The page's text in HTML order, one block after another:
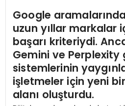
Google
uzun yıllar markalar
başarı kriteriydi.
Gemini ve
sistemlerinin
işletmeler için yeni
alanı oluşturdu.